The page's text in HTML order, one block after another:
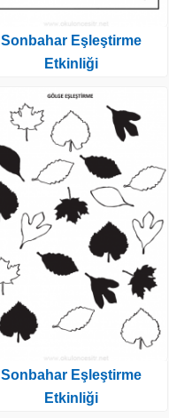
Sonbahar Eşleştirme
Etkinliği
Sonbahar Eşleştirme
Etkinliği